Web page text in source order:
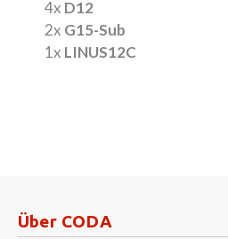
4x D12
2x G15-Sub
1x LINUS12C
Über CODA